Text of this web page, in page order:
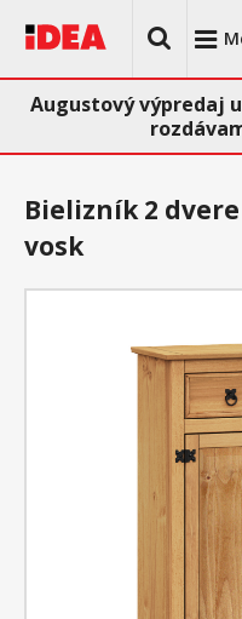
Augustový výpredaj
Bielizník 2 dvere
vosk